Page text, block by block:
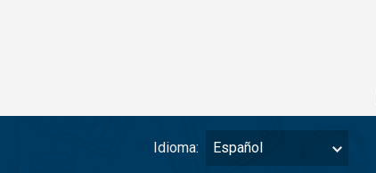
Idioma: Español